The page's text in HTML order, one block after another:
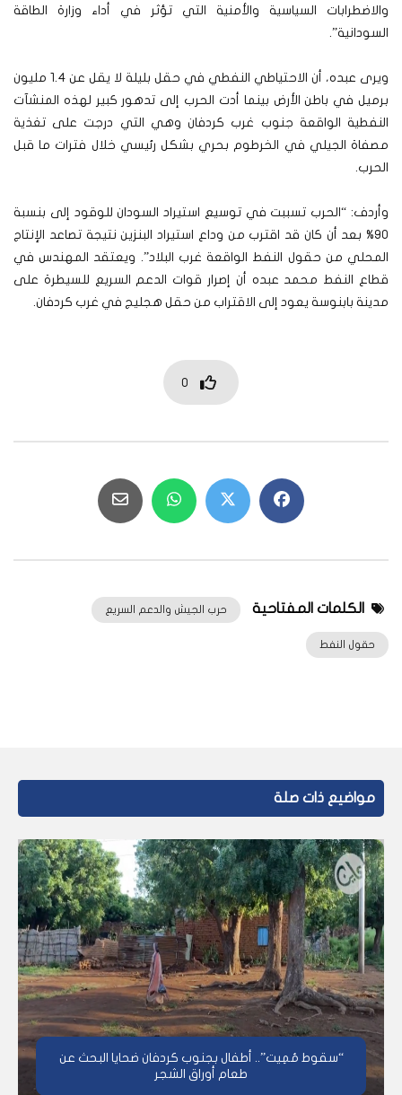
والاضطرابات السياسية والأمنية التي تؤثر في أداء وزارة الطاقة
السودانية”.
ويرى عبده، أن الاحتياطي النفطي في حقل بليلة لا يقل عن 1.4 مليون
برميل في باطن الأرض بينما أدت الحرب إلى تدهور كبير لهذه المنشآت
النفطية الواقعة جنوب غرب كردفان وهي التي درجت على تغذية
مصفاة الجيلي في الخرطوم بحري بشكل رئيسي خلال فترات ما قبل
الحرب.
وأردف: “الحرب تسببت في توسيع استيراد السودان للوقود إلى بنسبة
90% بعد أن كان قد اقترب من وداع استيراد البنزين نتيجة تصاعد الإنتاج
المحلي من حقول النفط الواقعة غرب البلاد”. ويعتقد المهندس في
قطاع النفط محمد عبده أن إصرار قوات الدعم السريع للسيطرة على
مدينة بابنوسة يعود إلى الاقتراب من حقل هجليج في غرب كردفان.
0
الكلمات المفتاحية حرب الجيش والدعم السريع
حقول النفط
مواضيع ذات صلة
“سقوط مُمِيت”.. أطفال بجنوب كردفان ضحايا البحث عن
طعام أوراق الشجر